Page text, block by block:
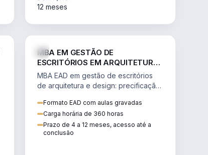
12 meses
MBA EM GESTÃO DE
ESCRITÓRIOS EM ARQUITETURA
E DESIGN
MBA EAD em gestão de escritórios
de arquitetura e design: precificação,
gestão de equipes criativas.
Formato EAD com aulas gravadas
Carga horária de 360 horas
Prazo de 4 a 12 meses, acesso até a
conclusão